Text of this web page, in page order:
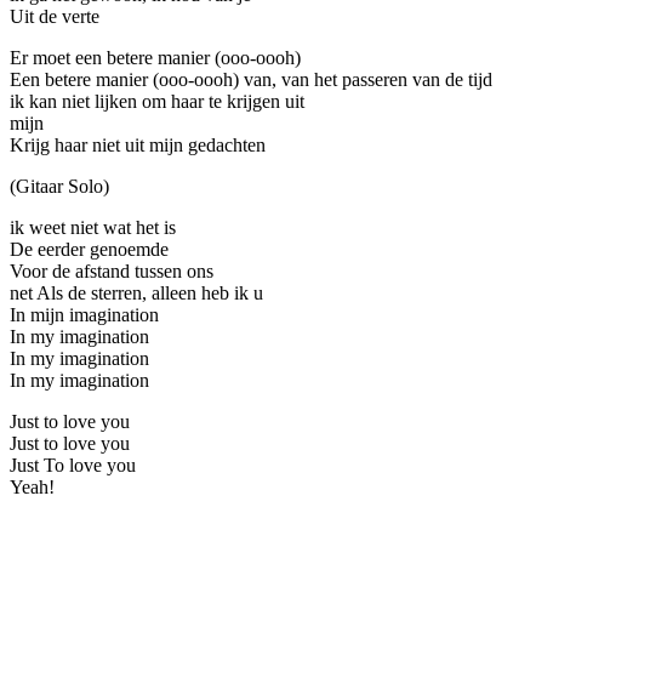
Uit de verte
Er moet een betere manier (ooo-oooh)
Een betere manier (ooo-oooh) van, van het passeren van de tijd
ik kan niet lijken om haar te krijgen uit
mijn
Krijg haar niet uit mijn gedachten
(Gitaar Solo)
ik weet niet wat het is
De eerder genoemde
Voor de afstand tussen ons
net Als de sterren, alleen heb ik u
In mijn imagination
In my imagination
In my imagination
In my imagination
Just to love you
Just to love you
Just To love you
Yeah!